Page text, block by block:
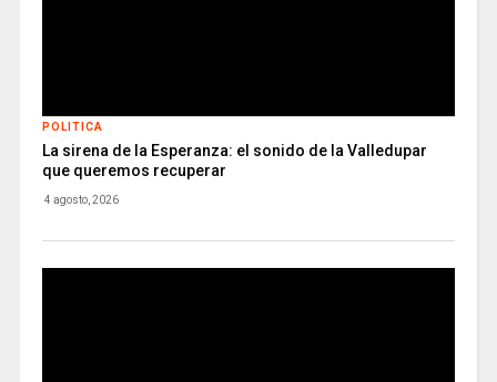
POLITICA
La sirena de la Esperanza: el sonido de la Valledupar
que queremos recuperar
4 agosto, 2026